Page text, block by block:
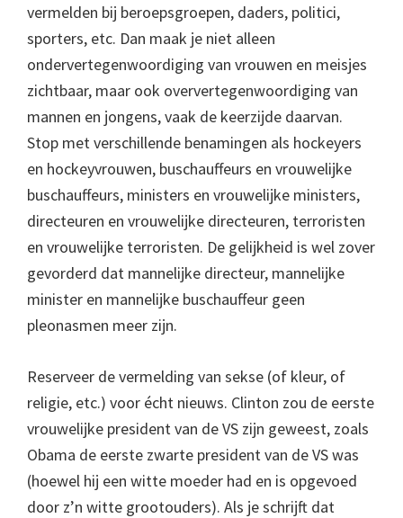
vermelden bij beroepsgroepen, daders, politici,
sporters, etc. Dan maak je niet alleen
ondervertegenwoordiging van vrouwen en meisjes
zichtbaar, maar ook oververtegenwoordiging van
mannen en jongens, vaak de keerzijde daarvan.
Stop met verschillende benamingen als hockeyers
en hockeyvrouwen, buschauffeurs en vrouwelijke
buschauffeurs, ministers en vrouwelijke ministers,
directeuren en vrouwelijke directeuren, terroristen
en vrouwelijke terroristen. De gelijkheid is wel zover
gevorderd dat mannelijke directeur, mannelijke
minister en mannelijke buschauffeur geen
pleonasmen meer zijn.
Reserveer de vermelding van sekse (of kleur, of
religie, etc.) voor écht nieuws. Clinton zou de eerste
vrouwelijke president van de VS zijn geweest, zoals
Obama de eerste zwarte president van de VS was
(hoewel hij een witte moeder had en is opgevoed
door z’n witte grootouders). Als je schrijft dat